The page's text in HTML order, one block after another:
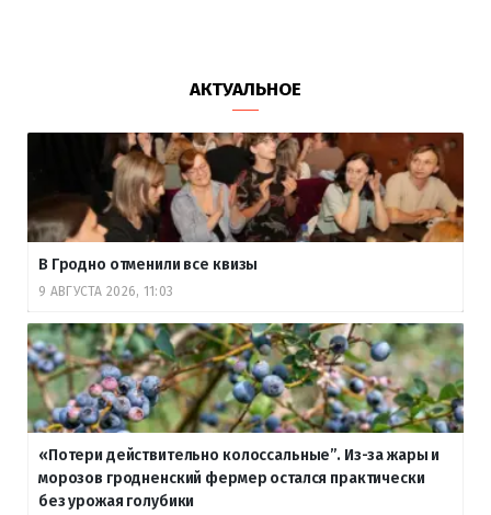
АКТУАЛЬНОЕ
В Гродно отменили все квизы
9 АВГУСТА 2026, 11:03
«Потери действительно колоссальные”. Из-за жары и
морозов гродненский фермер остался практически
без урожая голубики